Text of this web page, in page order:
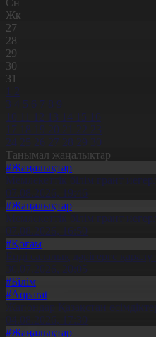
Жк
27
28
29
30
31
1 2
3 4 5 6 7 8 9
10 11 12 13 14 15 16
17 18 19 20 21 22 23
24 25 26 27 28 29 30
Танымал жаңалықтар
#Жаңалықтар
Мемлекеттік білім грант
07.08.2026, 19:46
#Жаңалықтар
Мемлекеттік білім грант
07.08.2026, 16:50
#Қоғам
Енді салалық дәрігерге
30.07.2026, 20:05
#Білім
#Aqparat
Жапондар Қазақстан
04.08.2026, 17:30
#Жаңалықтар